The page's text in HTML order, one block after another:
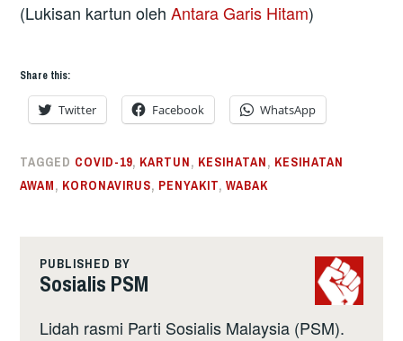
(Lukisan kartun olehAntara Garis Hitam)
Share this:
Twitter Facebook WhatsApp
TAGGED COVID-19, KARTUN, KESIHATAN, KESIHATAN
AWAM, KORONAVIRUS, PENYAKIT,WABAK
PUBLISHED BY
Sosialis PSM
Lidah rasmi Parti Sosialis Malaysia (PSM).